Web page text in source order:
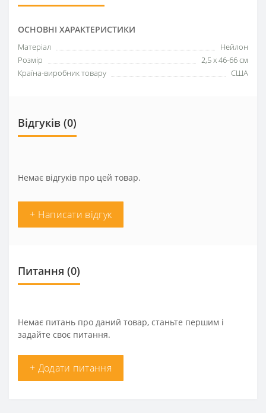
ОСНОВНІ ХАРАКТЕРИСТИКИ
Матеріал
Нейлон
Розмір
2,5 х 46-66 см
Країна-виробник товару
США
Відгуків (0)
Немає відгуків про цей товар.
+ Написати відгук
Питання (0)
Немає питань про даний товар, станьте першим і
задайте своє питання.
+ Додати питання